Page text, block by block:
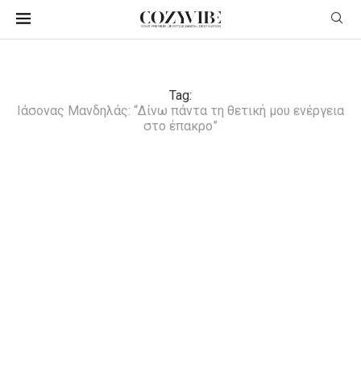
Tag:
Ιάσονας Μανδηλάς: “Δίνω πάντα τη θετική μου ενέργεια
στο έπακρο”